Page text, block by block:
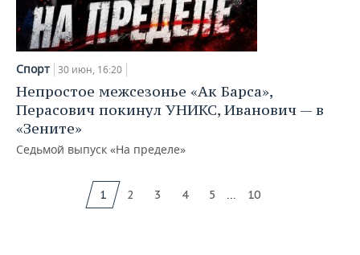
Спорт 30 июн, 16:20
Непростое межсезонье «Ак Барса»,
Перасович покинул УНИКС, Иванович — в
«Зените»
Седьмой выпуск «На пределе»
1 2 3 4 5 ... 10